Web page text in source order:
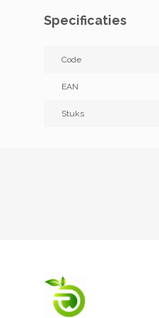
Specificaties
Code
EAN
Stuks